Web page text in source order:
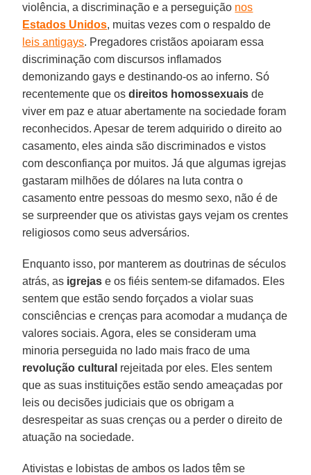
violência, a discriminação e a perseguição nos
Estados Unidos, muitas vezes com o respaldo de
leis antigays. Pregadores cristãos apoiaram essa
discriminação com discursos inflamados
demonizando gays e destinando-os ao inferno. Só
recentemente que os direitos homossexuais de
viver em paz e atuar abertamente na sociedade foram
reconhecidos. Apesar de terem adquirido o direito ao
casamento, eles ainda são discriminados e vistos
com desconfiança por muitos. Já que algumas igrejas
gastaram milhões de dólares na luta contra o
casamento entre pessoas do mesmo sexo, não é de
se surpreender que os ativistas gays vejam os crentes
religiosos como seus adversários.
Enquanto isso, por manterem as doutrinas de séculos
atrás, as igrejas e os fiéis sentem-se difamados. Eles
sentem que estão sendo forçados a violar suas
consciências e crenças para acomodar a mudança de
valores sociais. Agora, eles se consideram uma
minoria perseguida no lado mais fraco de uma
revolução cultural rejeitada por eles. Eles sentem
que as suas instituições estão sendo ameaçadas por
leis ou decisões judiciais que os obrigam a
desrespeitar as suas crenças ou a perder o direito de
atuação na sociedade.
Ativistas e lobistas de ambos os lados têm se